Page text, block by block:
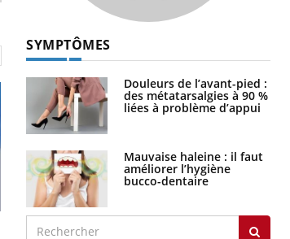
La sieste empêche-t-elle de dormir
SYMPTÔMES
Douleurs de l’avant-pied :
des métatarsalgies à 90 %
liées à problème d’appui
Mauvaise haleine : il faut
améliorer l’hygiène
bucco-dentaire